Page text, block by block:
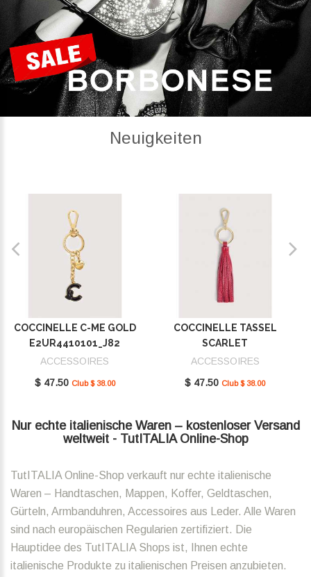
Neuigkeiten
COCCINELLE C-ME GOLD
E2UR4410101_J82
ACCESSOIRES
$ 47.50 Club $ 38.00
COCCINELLE TASSEL
SCARLET
E2MU0410101_R02
ACCESSOIRES
$ 47.50 Club $ 38.00
Nur echte italienische Waren – kostenloser Versand
weltweit - TutITALIA Online-Shop
TutITALIA Online-Shop verkauft nur echte italienische
Waren – Handtaschen, Mappen, Koffer, Geldtaschen,
Gürteln, Armbanduhren, Accessoires aus Leder. Alle Waren
sind nach europäischen Regularien zertifiziert. Die
Hauptidee des TutITALIA Shops ist, Ihnen echte
italienische Produkte zu italienischen Preisen anzubieten.